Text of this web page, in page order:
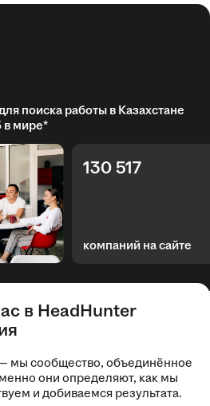
поиска работы в Казахстане
мире*
130 517
компаний на сайте
в HeadHunter
мы сообщество, объединённое
они определяют, как мы
и добиваемся результата.